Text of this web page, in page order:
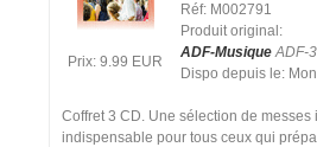
Prix: 9.99 EUR
Réf: M002791
Produit original:
ADF-MusiqueADF-
Dispo depuis le:
Coffret 3 CD. Une sélection de
indispensable pour tous ceux qui